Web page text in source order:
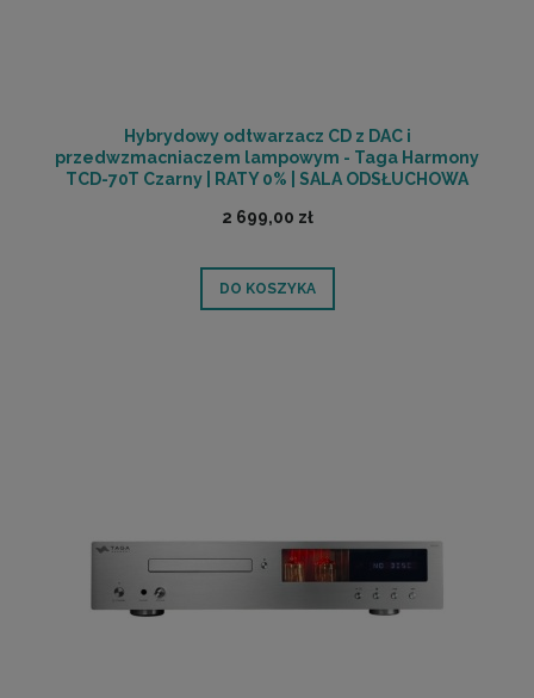
Hybrydowy odtwarzacz CD z DAC i
przedwzmacniaczem lampowym - Taga Harmony
TCD-70T Czarny | RATY 0% | SALA ODSŁUCHOWA
2 699,00 zł
DO KOSZYKA